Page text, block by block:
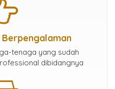
tenaga yang sudah
dibidangnya